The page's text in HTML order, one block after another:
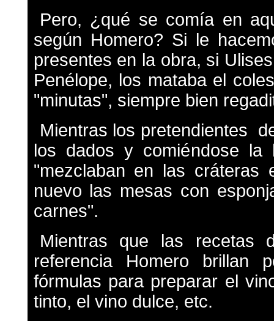
Pero, ¿qué se comía en
según Homero? Si le
presentes en la obra, si
Penélope, los mataba el
"minutas", siempre bien
Mientras los pretendientes
los dados y comiéndose la
"mezclaban en las
nuevo las mesas con
carnes".
Mientras que las recetas
referencia Homero brillan
fórmulas para preparar el
tinto, el vino dulce, etc.